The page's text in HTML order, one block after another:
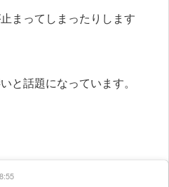
まってしまったりします
と話題になっています。